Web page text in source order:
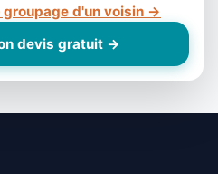
groupage d'un voisin →
devis gratuit →